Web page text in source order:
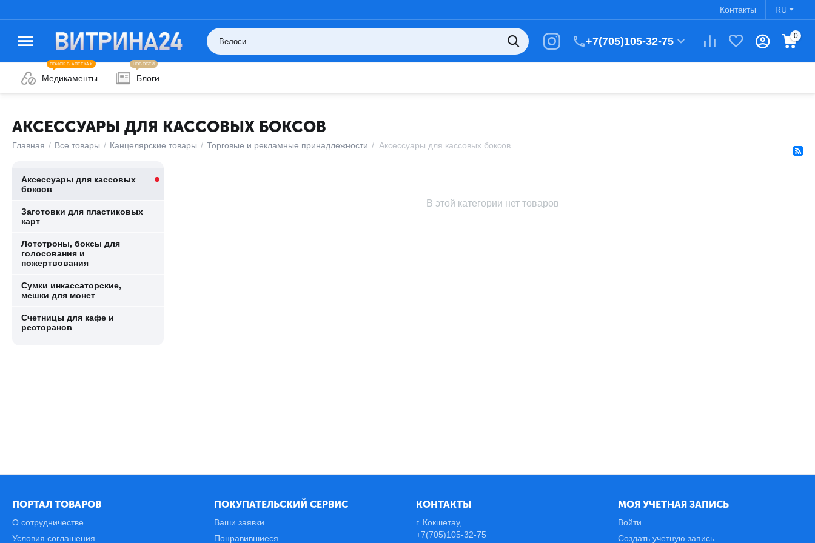
RU
Контакты
+7(705)105-32-75 0
Медикаменты
ПОИСК В АПТЕКАХ
Блоги
НОВОСТИ
АКСЕССУАРЫ ДЛЯ КАССОВЫХ БОКСОВ
Главная / Все товары / Канцелярские товары / Торговые и рекламные принадлежности / Аксессуары для кассовых боксов
В этой категории нет товаров
Аксессуары для кассовых
боксов
Заготовки для пластиковых
карт
Лототроны, боксы для
голосования и
пожертвования
Сумки инкассаторские,
мешки для монет
Счетницы для кафе и
ресторанов
ПОРТАЛ ТОВАРОВ
О сотрудничестве
Условия соглашения
ПОКУПАТЕЛЬСКИЙ СЕРВИС
Ваши заявки
Понравившиеся
КОНТАКТЫ
г. Кокшетау,
+7(705)105-32-75
МОЯ УЧЕТНАЯ ЗАПИСЬ
Войти
Создать учетную запись